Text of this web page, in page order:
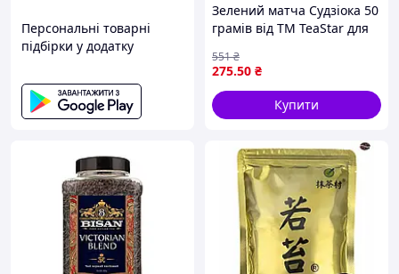
Персональні товарні
підбірки у додатку
Зелений матча Судзіока 50
грамів від TM TeaStar для
японського чаю
275.50 ₴
551₴
Купити